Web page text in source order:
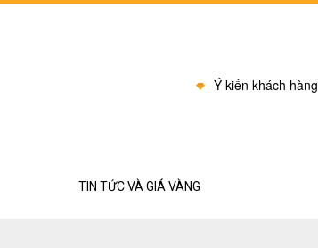
Ý kiến khách hàng
TIN TỨC VÀ GIÁ VÀNG